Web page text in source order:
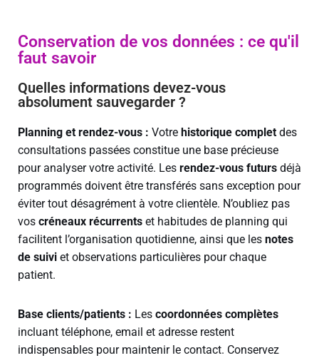
Conservation de vos données : ce qu'il
faut savoir
Quelles informations devez-vous
absolument sauvegarder ?
Planning et rendez-vous : Votre historique complet des
consultations passées constitue une base précieuse
pour analyser votre activité. Les rendez-vous futurs déjà
programmés doivent être transférés sans exception pour
éviter tout désagrément à votre clientèle. N’oubliez pas
vos créneaux récurrents et habitudes de planning qui
facilitent l’organisation quotidienne, ainsi que les notes
de suivi et observations particulières pour chaque
patient.
Base clients/patients : Les coordonnées complètes
incluant téléphone, email et adresse restent
indispensables pour maintenir le contact. Conservez